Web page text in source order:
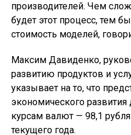
производителей. Чем
будет этот процесс, тем
стоимость моделей,
Максим Давиденко,
развитию продуктов и
указывает на то, что
экономического
курсам валют — 98,1
текущего года.